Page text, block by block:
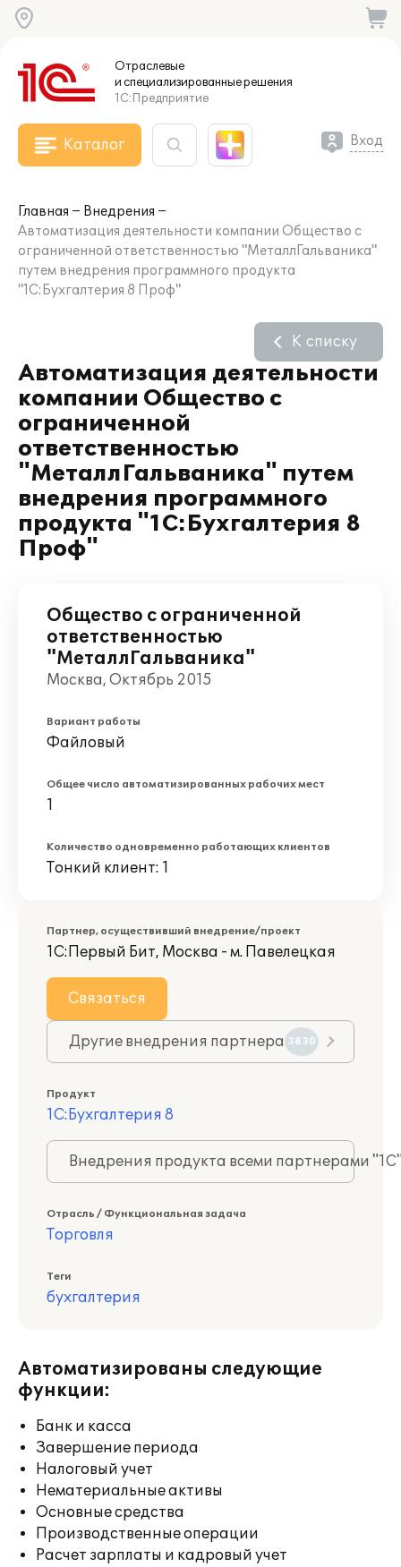
Отраслевые
и специализированныерешения
1С:Предприятие
Каталог Вход
Главная
Внедрения
Автоматизация деятельности компании Общество с
ограниченной ответственностью "МеталлГальваника"
путем внедрения программного продукта
"1С:Бухгалтерия 8 Проф"
Автоматизация деятельности
компании Общество с
ограниченной
ответственностью
"МеталлГальваника" путем
внедрения программного
продукта "1С:Бухгалтерия 8
Проф"
К списку
Общество с ограниченной
ответственностью
"МеталлГальваника"
Москва, Октябрь 2015
Вариант работы
Файловый
Общее число автоматизированных рабочих мест
1
Количество одновременно работающих клиентов
Тонкий клиент: 1
Партнер, осуществивший внедрение/проект
1С:Первый Бит, Москва - м. Павелецкая
Связаться
Другие внедрения партнера 3830
Продукт
1С:Бухгалтерия 8
Внедрения продукта всеми партнерами
Отрасль / Функциональная задача
Торговля
Теги
бухгалтерия
Автоматизированы следующие
функции:
Банк и касса
Завершение периода
Налоговый учет
Нематериальные активы
Основные средства
Производственные операции
Расчет зарплаты и кадровый учет